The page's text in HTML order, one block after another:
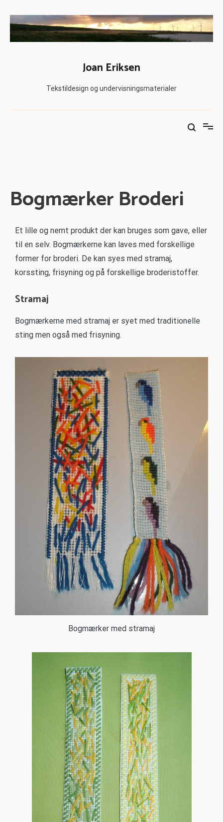
Joan Eriksen
Tekstildesign og undervisningsmaterialer
Bogmærker Broderi
Et lille og nemt produkt der kan bruges som gave, eller
til en selv. Bogmærkerne kan laves med forskellige
former for broderi. De kan syes med stramaj,
korssting, frisyning og på forskellige broderistoffer.
Stramaj
Bogmærkerne med stramaj er syet med traditionelle
sting men også med frisyning.
Bogmærker med stramaj